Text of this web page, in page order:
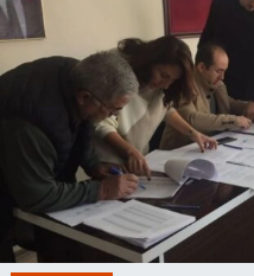
Haber Arşivi